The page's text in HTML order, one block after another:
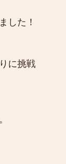
した！
に挑戦